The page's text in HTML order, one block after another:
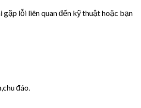
lỗi liên quan đến kỹ thuật hoặc bạn
đáo.